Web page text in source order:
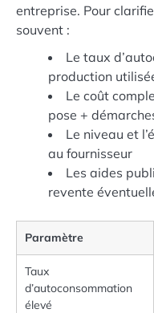
entreprise. Pour
souvent :
Le taux
production
Le coût
pose +
Le niveau et
au fournisseur
Les aides
revente
Paramètre
Taux
d’autoconsommation
élevé